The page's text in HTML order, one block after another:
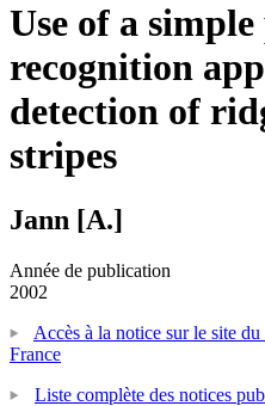
Use of a
recognition
detection of
stripes
Jann [A.]
Année de publication
2002
Accès à la notice sur le site
France
Liste complète des notices